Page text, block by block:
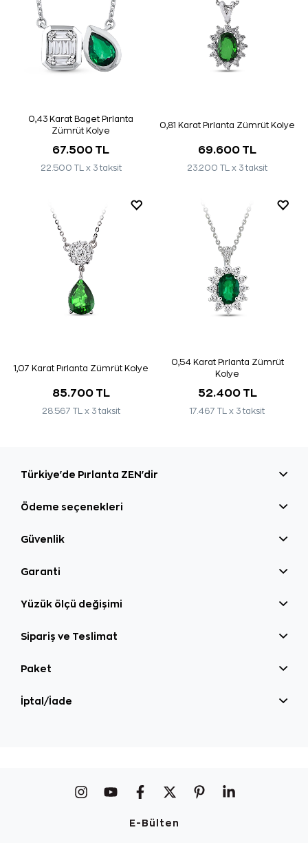
0,43 Karat Baget Pırlanta
Zümrüt Kolye
67.500 TL
22.500 TL x 3 taksit
0,81 Karat Pırlanta Zümrüt Kolye
69.600 TL
23.200 TL x 3 taksit
1,07 Karat Pırlanta Zümrüt Kolye
85.700 TL
28.567 TL x 3 taksit
0,54 Karat Pırlanta Zümrüt
Kolye
52.400 TL
17.467 TL x 3 taksit
Türkiye'de Pırlanta ZEN'dir
Ödeme seçenekleri
Güvenlik
Garanti
Yüzük ölçü değişimi
Sipariş ve Teslimat
Paket
İptal/İade
E-Bülten